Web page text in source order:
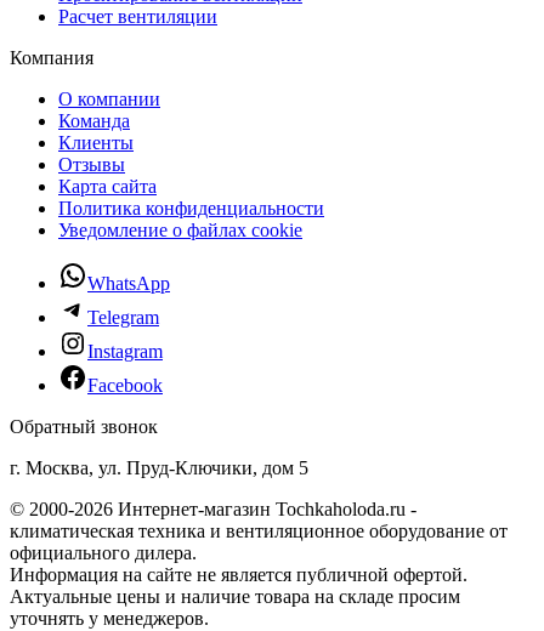
Расчет вентиляции
Компания
О компании
Команда
Клиенты
Отзывы
Карта сайта
Политика конфиденциальности
Уведомление о файлах cookie
WhatsApp
Telegram
Instagram
Facebook
Обратный звонок
г. Москва, ул. Пруд-Ключики, дом 5
© 2000-2026 Интернет-магазин Tochkaholoda.ru -
климатическая техника и вентиляционное оборудование от
официального дилера.
Информация на сайте не является публичной офертой.
Актуальные цены и наличие товара на складе просим
уточнять у менеджеров.